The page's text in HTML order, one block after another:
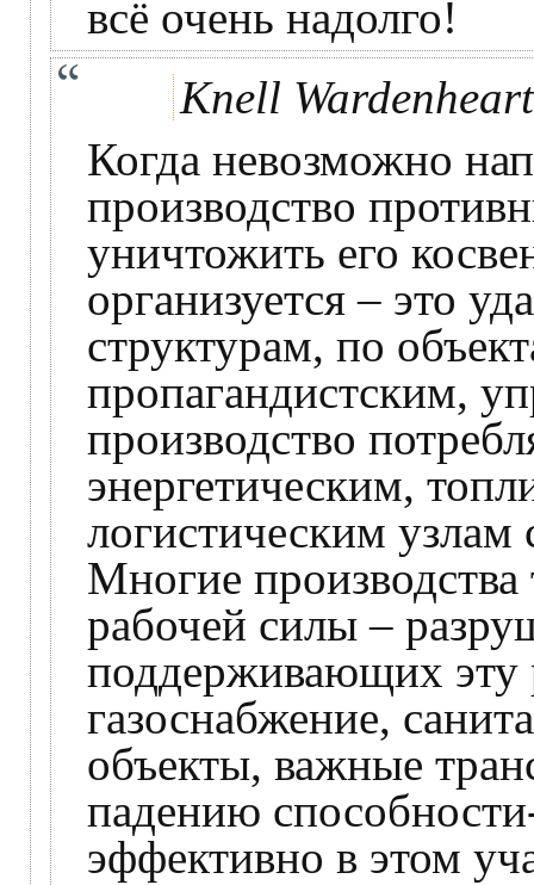
всё очень надолго!
Knell
Когда невозможно
производство
уничтожить его
организуется – это
структурам, по
пропагандистским,
производство
энергетическим,
логистическим узлам
Многие
рабочей силы –
поддерживающих
газоснабжение,
объекты, важные
падению
эффективно в этом